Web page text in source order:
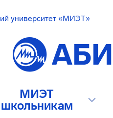
университет «МИЭТ»
МИЭТ
школьникам